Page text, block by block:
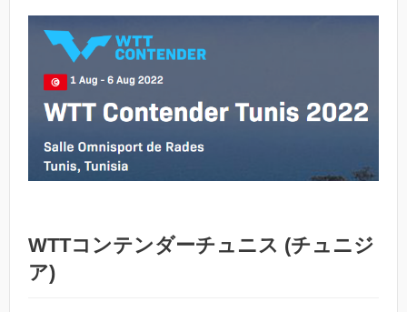
WTTコンテンダーチュニス (チュニジ
ア)